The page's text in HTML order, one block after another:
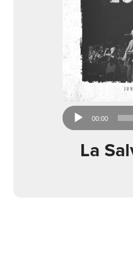
00:00
La